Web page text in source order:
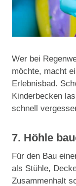
Wer bei
möchte, macht
Erlebnisbad.
Kinderbecken
schnell
7. Höhle
Für den Bau
als Stühle,
Zusammenhalt